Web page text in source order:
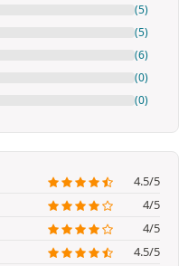
(5)
(5)
(6)
(0)
(0)
4.5/5
4/5
4/5
4.5/5